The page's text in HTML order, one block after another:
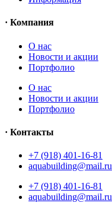
· Компания
O нас
Новости и акции
Портфолио
O нас
Новости и акции
Портфолио
· Контакты
+7 (918) 401-16-81
aquabuilding@mail.ru
+7 (918) 401-16-81
aquabuilding@mail.ru